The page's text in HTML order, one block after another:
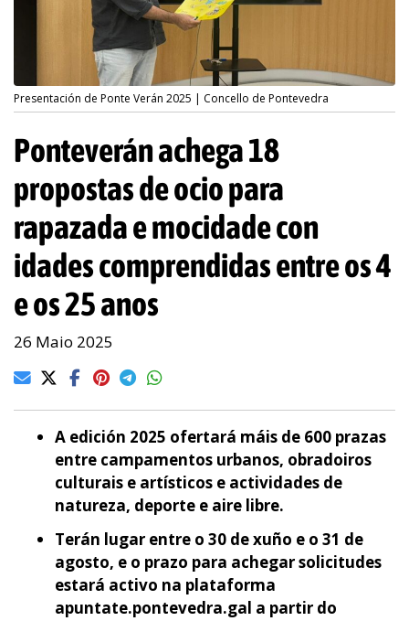
Presentación de Ponte Verán 2025 | Concello de Pontevedra
Ponteverán achega 18
propostas de ocio para
rapazada e mocidade con
idades comprendidas entre os 4
e os 25 anos
26 Maio 2025
A edición 2025 ofertará máis de 600 prazas
entre campamentos urbanos, obradoiros
culturais e artísticos e actividades de
natureza, deporte e aire libre.
Terán lugar entre o 30 de xuño e o 31 de
agosto, e o prazo para achegar solicitudes
estará activo na plataforma
apuntate.pontevedra.gal a partir do